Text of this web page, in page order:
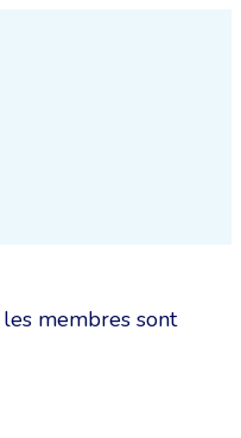
membres sont